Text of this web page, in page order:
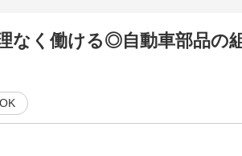
なく働ける◎自動車部品の